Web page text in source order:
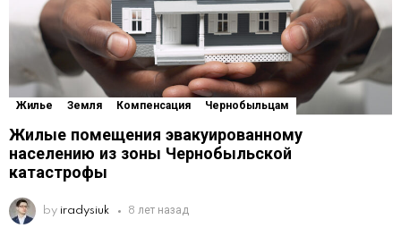
Жилье Земля Компенсация Чернобыльцам
Жилые помещения эвакуированному
населению из зоны Чернобыльской
катастрофы
by iradysiuk 8 лет назад